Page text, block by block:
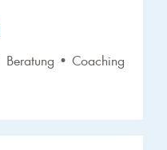
• Coaching